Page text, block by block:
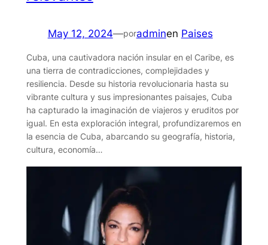
May 12, 2024—poradminen Paises
Cuba, una cautivadora nación insular en el Caribe, es
una tierra de contradicciones, complejidades y
resiliencia. Desde su historia revolucionaria hasta su
vibrante cultura y sus impresionantes paisajes, Cuba
ha capturado la imaginación de viajeros y eruditos por
igual. En esta exploración integral, profundizaremos en
la esencia de Cuba, abarcando su geografía, historia,
cultura, economía…